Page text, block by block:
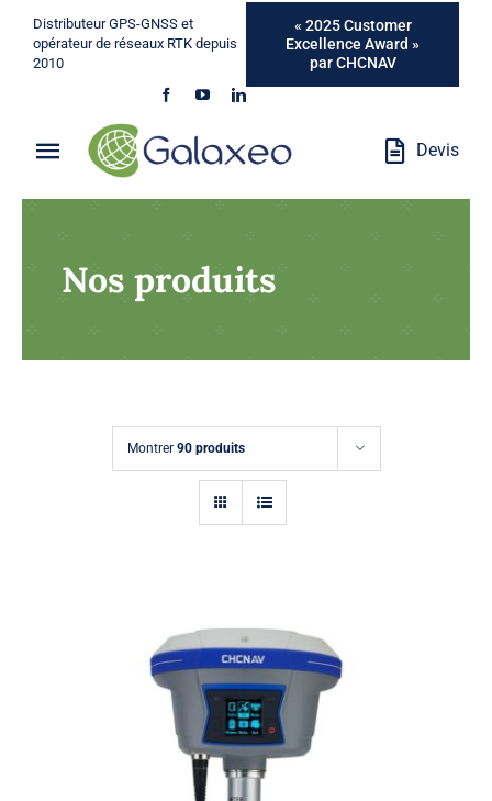
Passer
contenu
Distributeur GPS-GNSS et
opérateur de réseaux RTK depuis
2010
« 2025 Customer
Excellence Award »
par CHCNAV
Toggle
Navigation
Métiers
Devis
Nos produits
Montrer 90 produits